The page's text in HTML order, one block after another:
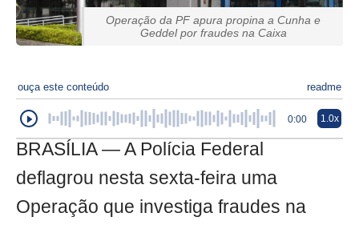
Operação da PF apura propina a Cunha e
Geddel por fraudes na Caixa
ouça este conteúdo readme
0:00 1.0x
BRASÍLIA — A Polícia Federal
deflagrou nesta sexta-feira uma
Operação que investiga fraudes na